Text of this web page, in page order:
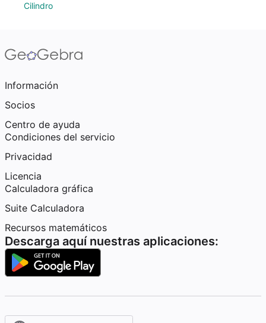
Cilindro
Información
Socios
Centro de ayuda
Condiciones del servicio
Privacidad
Licencia
Calculadora gráfica
Suite Calculadora
Recursos matemáticos
Descarga aquí nuestras aplicaciones: